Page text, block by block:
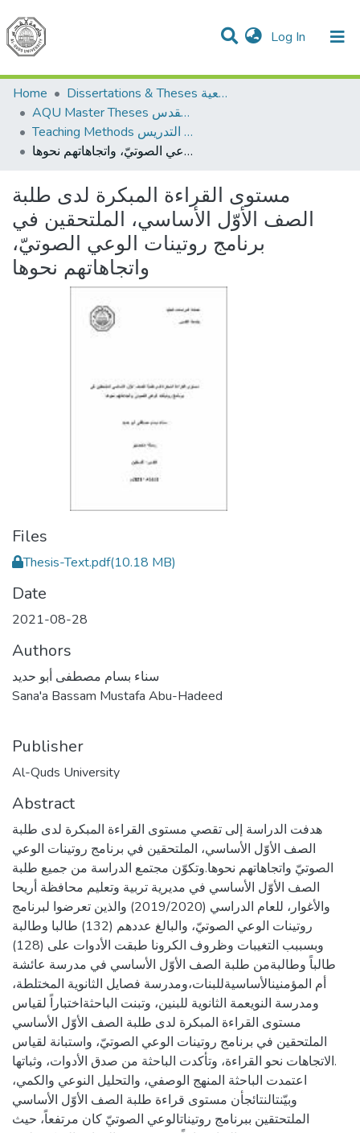
Log In (current)
Communities & Collections
All of DSpace
Home
Dissertations & Theses الرسائل الجامعية
AQU Master Theses الرسائل الجامعية الخاصة بجامعة القدس
Teaching Methods أساليب التدريس
مستوى القراءة المبكرة لدى طلبة الصف الأوّل الأساسي، الملتحقين في برنامج روتينات الوعي الصوتيّ، واتجاهاتهم نحوها
مستوى القراءة المبكرة لدى طلبة
الصف الأوّل الأساسي، الملتحقين في
برنامج روتينات الوعي الصوتيّ،
واتجاهاتهم نحوها
Files
Thesis-Text.pdf(10.18 MB)
Date
2021-08-28
Authors
سناء بسام مصطفى أبو حديد
Sana'a Bassam Mustafa Abu-Hadeed
Publisher
Al-Quds University
Abstract
هدفت الدراسة إلى تقصي مستوى القراءة المبكرة لدى طلبة
الصف الأوّل الأساسي، الملتحقين في برنامج روتينات الوعي
الصوتيّ واتجاهاتهم نحوها.وتكوّن مجتمع الدراسة من جميع طلبة
الصف الأوّل الأساسي في مديرية تربية وتعليم محافظة أريحا
والأغوار، للعام الدراسي (2019/2020) والذين تعرضوا لبرنامج
روتينات الوعي الصوتيّ، والبالغ عددهم (132) طالبا وطالبة
وبسببب التغيبات وظروف الكرونا طبقت الأدوات على (128)
طالباً وطالبةمن طلبة الصف الأوّل الأساسي في مدرسة عائشة
أم المؤمنينالأساسيةللبنات،ومدرسة فصايل الثانوية المختلطة،
ومدرسة النويعمة الثانوية للبنين، وتبنت الباحثةاختباراً لقياس
مستوى القراءة المبكرة لدى طلبة الصف الأوّل الأساسي
الملتحقين في برنامج روتينات الوعي الصوتيّ، واستبانة لقياس
الاتجاهات نحو القراءة، وتأكدت الباحثة من صدق الأدوات، وثباتها.
اعتمدت الباحثة المنهج الوصفي، والتحليل النوعي والكمي،
وبيّنتالنتائجأن مستوى قراءة طلبة الصف الأوّل الأساسي
الملتحتقين ببرنامج روتيناتالوعي الصوتيّ كان مرتفعاً، حيث